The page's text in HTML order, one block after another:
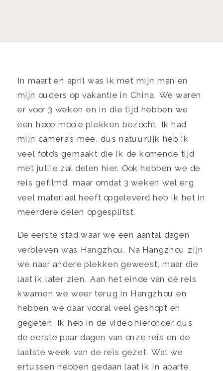
In maart en april was ik met mijn man en
mijn ouders op vakantie in China. We waren
er voor 3 weken en in die tijd hebben we
een hoop mooie plekken bezocht. Ik had
mijn camera’s mee, dus natuurlijk heb ik
veel foto’s gemaakt die ik de komende tijd
met jullie zal delen hier. Ook hebben we de
reis gefilmd, maar omdat 3 weken wel erg
veel materiaal heeft opgeleverd heb ik het in
meerdere delen opgesplitst.
De eerste stad waar we een aantal dagen
verbleven was Hangzhou. Na Hangzhou zijn
we naar andere plekken geweest, maar die
laat ik later zien. Aan het einde van de reis
kwamen we weer terug in Hangzhou en
hebben we daar vooral veel geshopt en
gegeten. Ik heb in de video hieronder dus
de eerste paar dagen van onze reis en de
laatste week van de reis gezet. Wat we
ertussen hebben gedaan laat ik in aparte